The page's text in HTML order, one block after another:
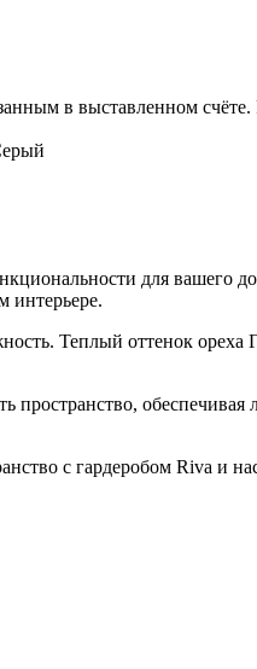
в выставленном
для вашего
интерьере.
Теплый оттенок
с гардеробом Riva и